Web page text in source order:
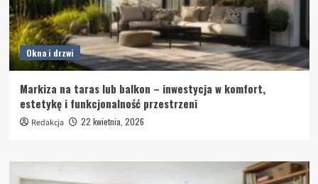
Okna i drzwi
Markiza na taras lub balkon – inwestycja w komfort,
estetykę i funkcjonalność przestrzeni
Redakcja 22 kwietnia, 2026